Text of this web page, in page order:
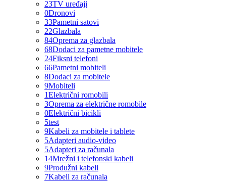
23TV uređaji
0Dronovi
33Pametni satovi
22Glazbala
84Oprema za glazbala
68Dodaci za pametne mobitele
24Fiksni telefoni
66Pametni mobiteli
8Dodaci za mobitele
9Mobiteli
1Električni romobili
3Oprema za električne romobile
0Električni bicikli
5test
9Kabeli za mobitele i tablete
5Adapteri audio-video
5Adapteri za računala
14Mrežni i telefonski kabeli
9Produžni kabeli
7Kabeli za računala